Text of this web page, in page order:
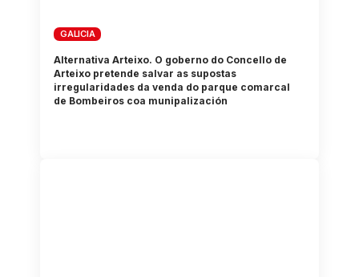
GALICIA
Alternativa Arteixo. O goberno do Concello de
Arteixo pretende salvar as supostas
irregularidades da venda do parque comarcal
de Bombeiros coa munipalización